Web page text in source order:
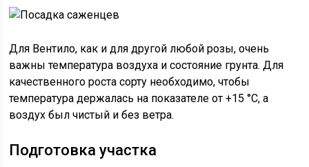
Для Вентило, как и для другой любой розы, очень
важны температура воздуха и состояние грунта. Для
качественного роста сорту необходимо, чтобы
температура держалась на показателе от +15 °С, а
воздух был чистый и без ветра.
Подготовка участка